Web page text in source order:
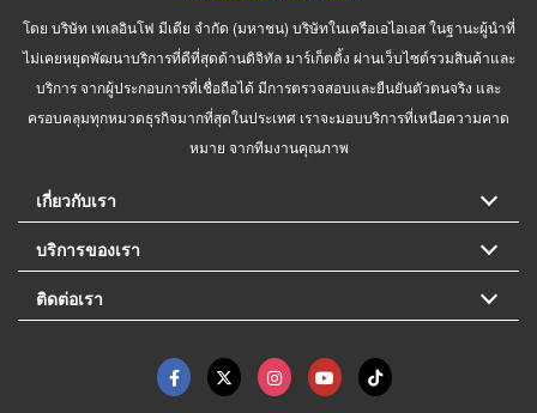
โดย บริษัท เทเลอินโฟ มีเดีย จำกัด (มหาชน) บริษัทในเครือเอไอเอส ในฐานะผู้นำที่
ไม่เคยหยุดพัฒนาบริการที่ดีที่สุดด้านดิจิทัล มาร์เก็ตติ้ง ผ่านเว็บไซต์รวมสินค้าและ
บริการ จากผู้ประกอบการที่เชื่อถือได้ มีการตรวจสอบและยืนยันตัวตนจริง และ
ครอบคลุมทุกหมวดธุรกิจมากที่สุดในประเทศ เราจะมอบบริการที่เหนือความคาด
หมาย จากทีมงานคุณภาพ
เกี่ยวกับเรา
บริการของเรา
ติดต่อเรา